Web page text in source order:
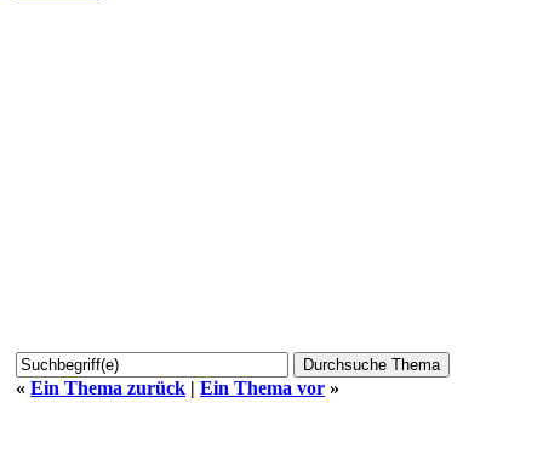
« Ein Thema zurück | Ein Thema vor »